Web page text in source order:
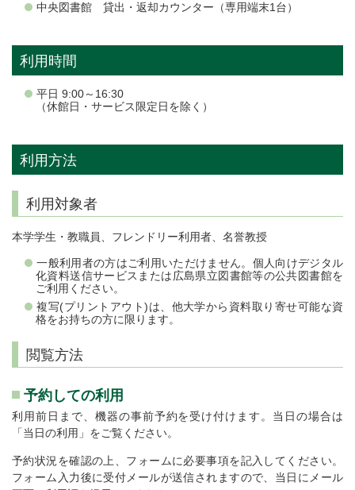
中央図書館 貸出・返却カウンター（専用端末1台）
利用時間
平日 9:00～16:30
（休館日・サービス限定日を除く）
利用方法
利用対象者
本学学生・教職員、フレンドリー利用者、名誉教授
一般利用者の方はご利用いただけません。個人向けデジタル
化資料送信サービスまたは広島県立図書館等の公共図書館を
ご利用ください。
複写(プリントアウト)は、他大学から資料取り寄せ可能な資
格をお持ちの方に限ります。
閲覧方法
予約しての利用
利用前日まで、機器の事前予約を受け付けます。当日の場合は
「当日の利用」をご覧ください。
予約状況を確認の上、フォームに必要事項を記入してください。
フォーム入力後に受付メールが送信されますので、当日にメール